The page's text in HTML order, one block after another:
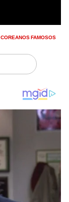
COREANOS FAMOSOS